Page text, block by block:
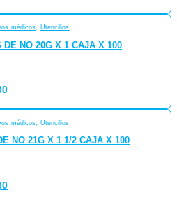
médicos, Utencilios
NO 20G X 1 CAJA X 100
médicos Utencilios
NO 21G X 1 1/2 CAJA X 100